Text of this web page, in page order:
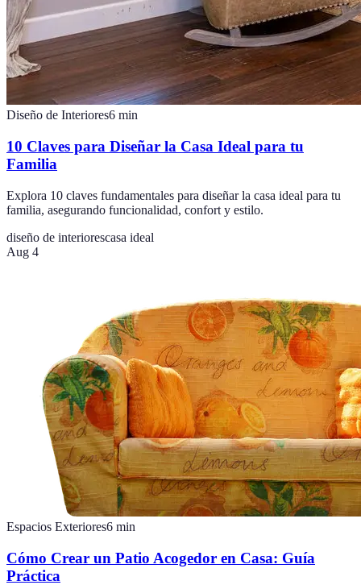
Diseño de Interiores6 min
10 Claves para Diseñar la Casa Ideal para tu
Familia
Explora 10 claves fundamentales para diseñar la casa ideal para tu
familia, asegurando funcionalidad, confort y estilo.
diseño de interiorescasa ideal
Aug 4
Espacios Exteriores6 min
Cómo Crear un Patio Acogedor en Casa: Guía
Práctica